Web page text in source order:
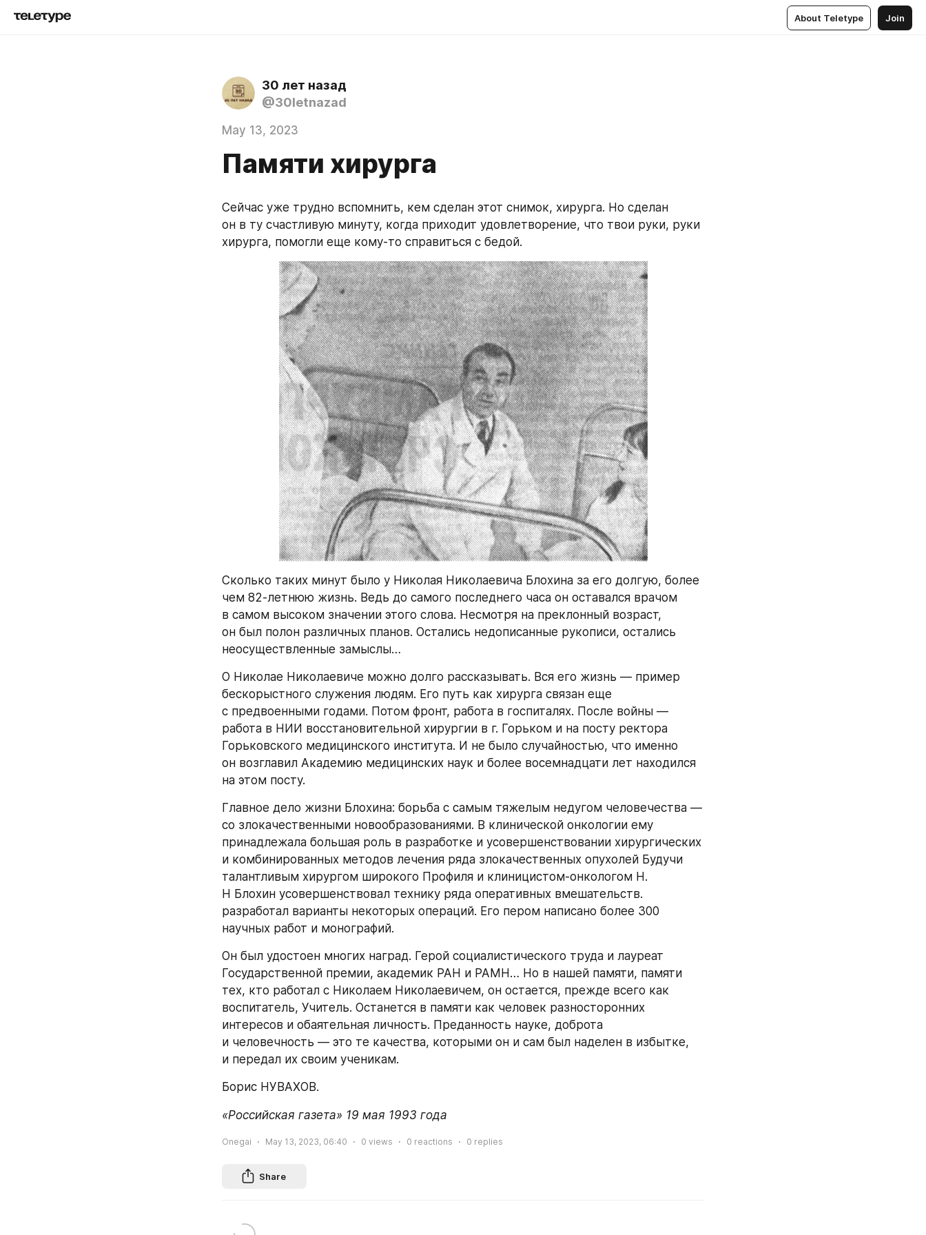
About Teletype Join
30 лет назад
@30letnazad
May 13, 2023
Памяти хирурга
Сейчас уже трудно вспомнить, кем сделан этот снимок, хирурга. Но сделан
он в ту счастливую минуту, когда приходит удовлетворение, что твои руки, руки
хирурга, помогли еще кому-то справиться с бедой.
Сколько таких минут было у Николая Николаевича Блохина за его долгую, более
чем 82-летнюю жизнь. Ведь до самого последнего часа он оставался врачом
в самом высоком значении этого слова. Несмотря на преклонный возраст,
он был полон различных планов. Остались недописанные рукописи, остались
неосуществленные замыслы…
О Николае Николаевиче можно долго рассказывать. Вся его жизнь — пример
бескорыстного служения людям. Его путь как хирурга связан еще
с предвоенными годами. Потом фронт, работа в госпиталях. После войны —
работа в НИИ восстановительной хирургии в г. Горьком и на посту ректора
Горьковского медицинского института. И не было случайностью, что именно
он возглавил Академию медицинских наук и более восемнадцати лет находился
на этом посту.
Главное дело жизни Блохина: борьба с самым тяжелым недугом человечества —
со злокачественными новообразованиями. В клинической онкологии ему
принадлежала большая роль в разработке и усовершенствовании хирургических
и комбинированных методов лечения ряда злокачественных опухолей Будучи
талантливым хирургом широкого Профиля и клиницистом-онкологом Н.
Н Блохин усовершенствовал технику ряда оперативных вмешательств.
разработал варианты некоторых операций. Его пером написано более 300
научных работ и монографий.
Он был удостоен многих наград. Герой социалистического труда и лауреат
Государственной премии, академик РАН и РАМН… Но в нашей памяти, памяти
тех, кто работал с Николаем Николаевичем, он остается, прежде всего как
воспитатель, Учитель. Останется в памяти как человек разносторонних
интересов и обаятельная личность. Преданность науке, доброта
и человечность — это те качества, которыми он и сам был наделен в избытке,
и передал их своим ученикам.
Борис НУВАХОВ.
«Российская газета» 19 мая 1993 года
Onegai May 13, 2023, 06:40 0 views 0 reactions 0 replies
Share